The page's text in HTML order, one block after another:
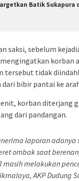
Batik Sukapura
saksi, sebelum
korban
tersebut tidak
dari bibir pantai ke
korban diterjang
dari pandangan.
laporan
ombak saat
masih melakukan
AKP Dudung